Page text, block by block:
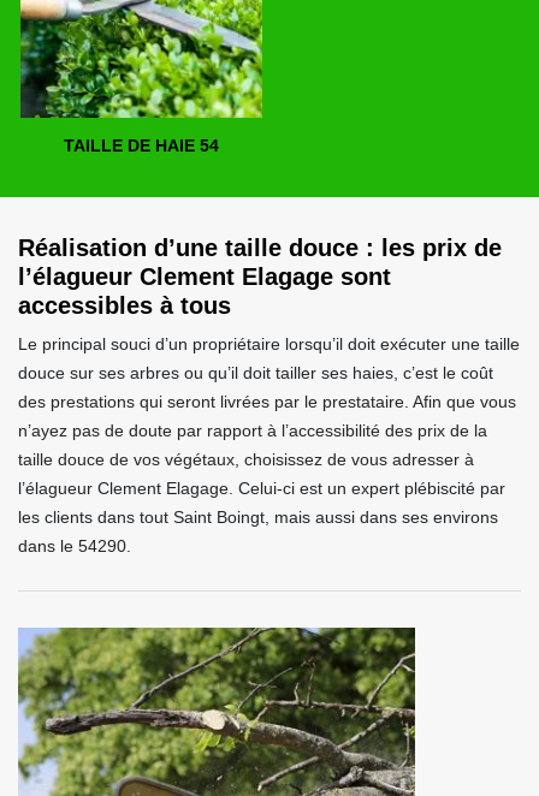
TAILLE DE HAIE 54
Réalisation d’une taille douce : les prix de
l’élagueur Clement Elagage sont
accessibles à tous
Le principal souci d’un propriétaire lorsqu’il doit exécuter une taille
douce sur ses arbres ou qu’il doit tailler ses haies, c’est le coût
des prestations qui seront livrées par le prestataire. Afin que vous
n’ayez pas de doute par rapport à l’accessibilité des prix de la
taille douce de vos végétaux, choisissez de vous adresser à
l’élagueur Clement Elagage. Celui-ci est un expert plébiscité par
les clients dans tout Saint Boingt, mais aussi dans ses environs
dans le 54290.